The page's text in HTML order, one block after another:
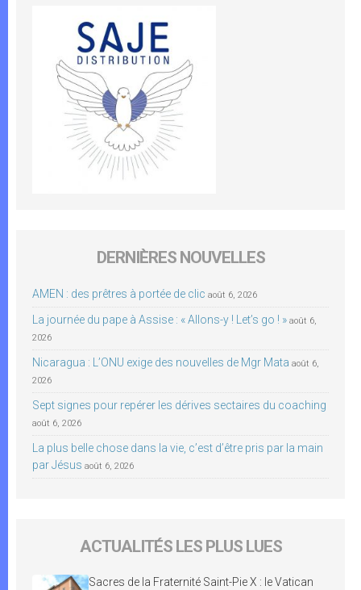
DERNIÈRES NOUVELLES
AMEN : des prêtres à portée de clic août 6, 2026
La journée du pape à Assise : « Allons-y ! Let’s go ! » août 6,
2026
Nicaragua : L’ONU exige des nouvelles de Mgr Mata août 6,
2026
Sept signes pour repérer les dérives sectaires du coaching
août 6, 2026
La plus belle chose dans la vie, c’est d’être pris par la main
par Jésus août 6, 2026
ACTUALITÉS LES PLUS LUES
Sacres de la Fraternité Saint-Pie X : le Vatican